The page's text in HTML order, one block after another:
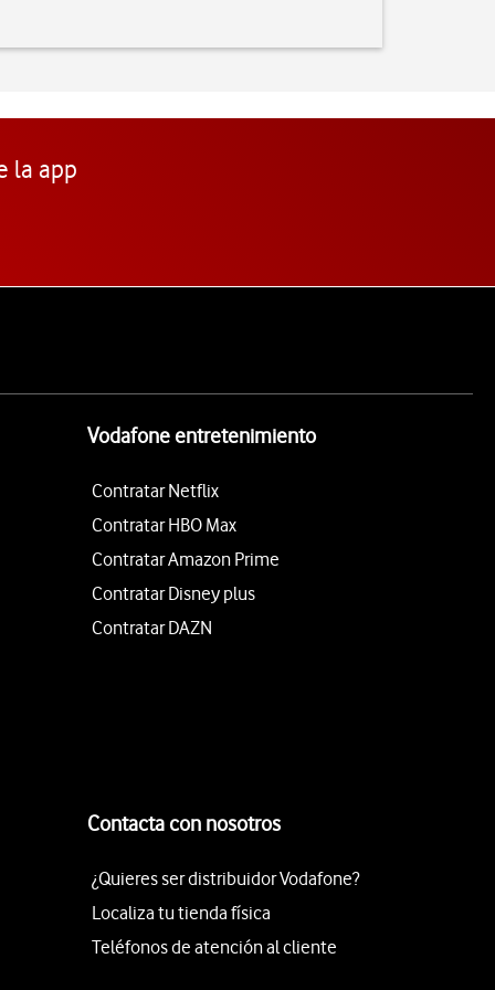
la app
Vodafone entretenimiento
Contratar Netflix
Contratar HBO Max
Contratar Amazon Prime
Contratar Disney plus
Contratar DAZN
Contacta con nosotros
¿Quieres ser distribuidor Vodafone?
Localiza tu tienda física
Teléfonos de atención al cliente